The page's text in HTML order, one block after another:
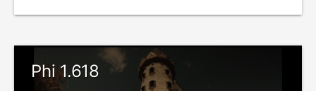
Phi 1.618